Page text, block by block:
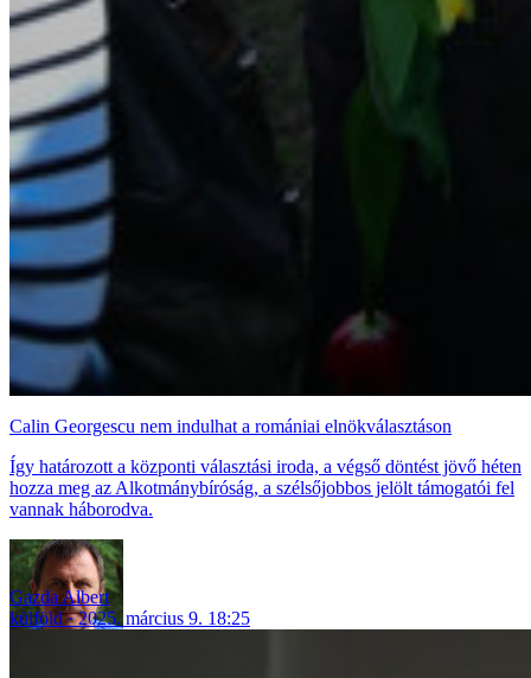
Calin Georgescu nem indulhat a romániai elnökválasztáson
Így határozott a központi választási iroda, a végső döntést jövő héten
hozza meg az Alkotmánybíróság, a szélsőjobbos jelölt támogatói fel
vannak háborodva.
Gazda Albert
külföld
2025. március 9. 18:25